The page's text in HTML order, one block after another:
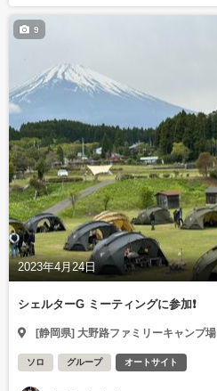
2023年4月24日
9
シェルターG ミーティングに参加❗️
[静岡県] 大野路ファミリーキャンプ場
ソロ グループ オートサイト